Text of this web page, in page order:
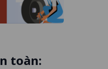
toàn: